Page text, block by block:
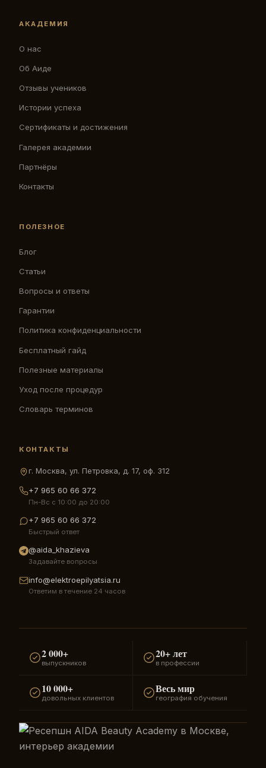
АКАДЕМИЯ
О нас
Об Аиде
Отзывы учеников
Истории успеха
Сертификаты и достижения
Галерея академии
Партнёры
Контакты
ПОЛЕЗНОЕ
Блог
Статьи
Вопросы и ответы
Гарантии
Политика конфиденциальности
Бесплатный гайд
Полезные материалы
Уход после процедур
Словарь терминов
КОНТАКТЫ
г. Москва, ул. Петровка, д. 17, оф. 312
+7 965 60 66 372
Пн-Вс с 10:00 до 20:00
+7 965 60 66 372
Быстрый ответ
@aida_khazieva
Задавайте вопросы
info@elektroepilyatsia.ru
Ответим в течение 24 часов
2 000+
выпускников
20+ лет
в профессии
10 000+
довольных клиентов
Весь мир
география обучения